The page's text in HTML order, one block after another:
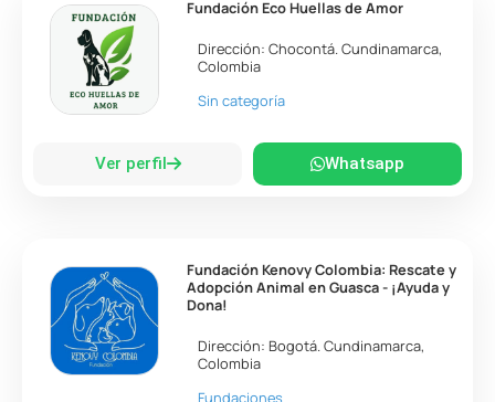
Fundación Eco Huellas de Amor
Dirección:Chocontá.Cundinamarca,
Colombia
Sin categoría
Ver perfil Whatsapp
Fundación Kenovy Colombia: Rescate y
Adopción Animal en Guasca - ¡Ayuda y
Dona!
Dirección: Bogotá.Cundinamarca,
Colombia
Fundaciones